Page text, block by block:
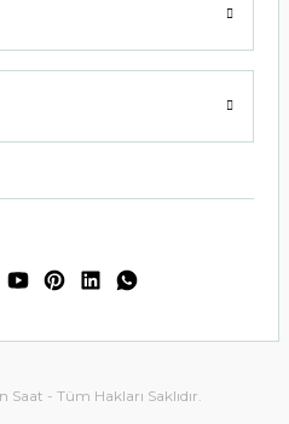
- Tüm Hakları Saklıdır.